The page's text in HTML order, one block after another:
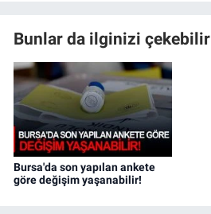
Bunlar da ilginizi çekebilir
Bursa'da son yapılan ankete
göre değişim yaşanabilir!